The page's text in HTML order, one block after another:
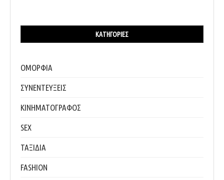
ΚΑΤΗΓΟΡΊΕΣ
ΟΜΟΡΦΙΑ
ΣΥΝΕΝΤΕΥΞΕΙΣ
ΚΙΝΗΜΑΤΟΓΡΑΦΟΣ
SEX
ΤΑΞΙΔΙΑ
FASHION